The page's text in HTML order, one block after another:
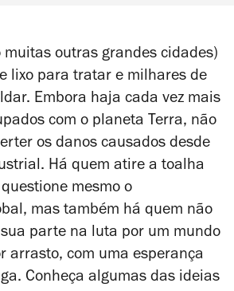
muitas outras grandes cidades)
lixo para tratar e milhares de
Embora haja cada vez mais
com o planeta Terra, não
os danos causados desde
Há quem atire a toalha
mesmo o
mas também há quem não
parte na luta por um mundo
arrasto, com uma esperança
Conheça algumas das ideias